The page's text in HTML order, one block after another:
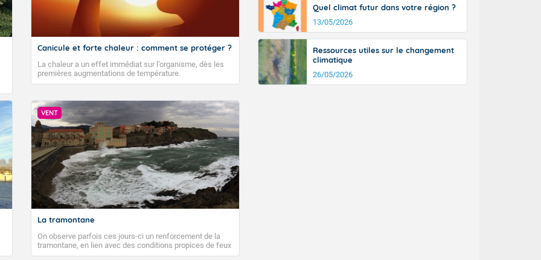
Canicule et forte chaleur : comment se protéger ?
La chaleur a un effet immédiat sur l’organisme, dès les
premières augmentations de température.
VENT
La tramontane
On observe parfois ces jours-ci un renforcement de la
tramontane, en lien avec des conditions propices de feux
de forêt. Mais qu'est-ce que la tramontane ? Quelles sont
Quel climat futur dans votre région ?
13/05/2026
Ressources utiles sur le changement
climatique
26/05/2026